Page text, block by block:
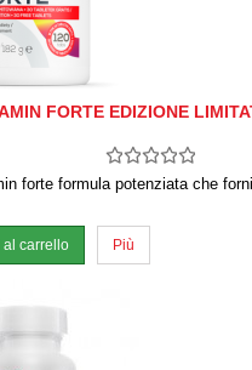
FORTE EDIZIONE
forte formula potenziata che
carrello Più